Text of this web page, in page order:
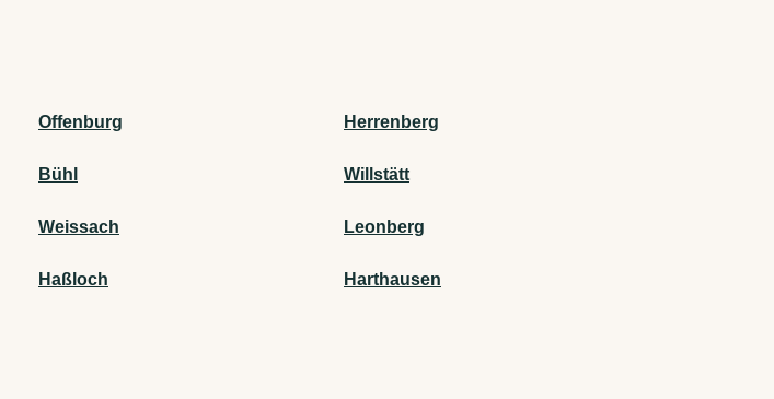
Offenburg Herrenberg
Bühl Willstätt
Weissach Leonberg
Haßloch Harthausen